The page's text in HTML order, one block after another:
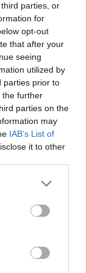
parties, or
for
opt-out
that after your
seeing
utilized by
parties prior to
the further
parties on the
may
IAB’s List of
it to other
more Google
may click to
party tags to
below Google
es
„A
biztosított
– áll a
meg, Hardtra
forintos